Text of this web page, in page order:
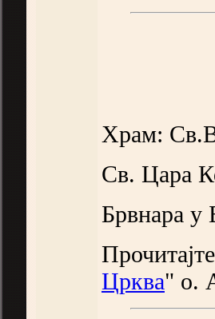
Храм:
Св. Цара
Брвнара у
Црква" о.